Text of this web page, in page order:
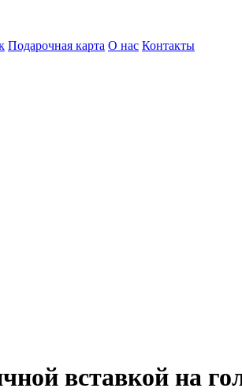
Подарочная карта О нас Контакты
вставкой на